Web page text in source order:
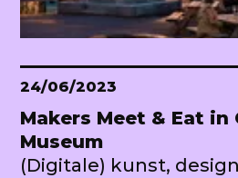
24/06/2023
Makers Meet & Eat in
Museum
(Digitale) kunst,